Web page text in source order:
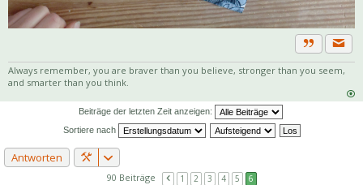
Zitat
Always remember, you are braver than you believe, stronger than you seem,
and smarter than you think.
Beiträge der letzten Zeit anzeigen:
Sortiere nach
Antworten
90 Beiträge 1 2 3 4 5 6